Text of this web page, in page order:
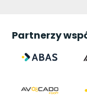
Partnerzy